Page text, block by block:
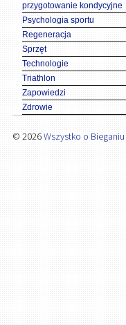
przygotowanie kondycyjne
Psychologia sportu
Regeneracja
Sprzęt
Technologie
Triathlon
Zapowiedzi
Zdrowie
© 2026Wszystko o Bieganiu